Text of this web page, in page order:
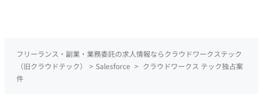
フリーランス・副業・業務委託の求人情報ならクラウドワークステック
（旧クラウドテック）
> Salesforce > クラウドワークス テック独占案
件